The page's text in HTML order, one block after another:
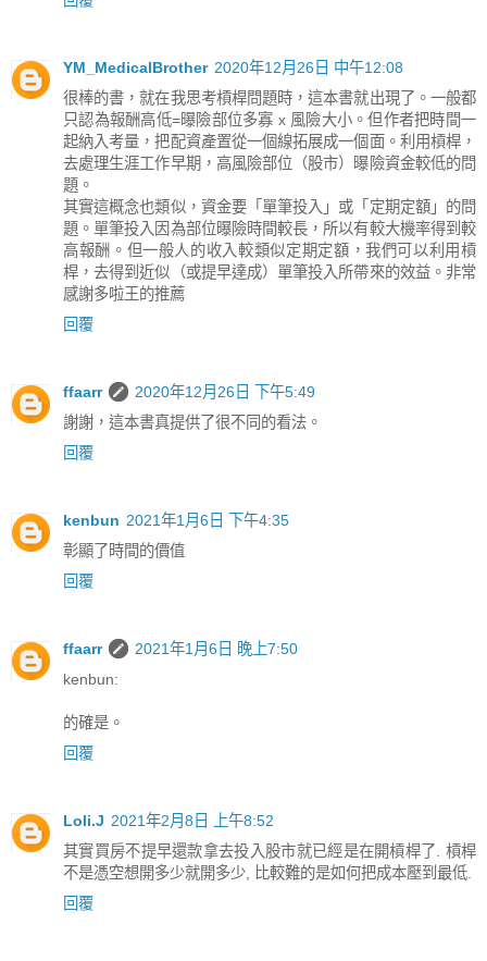
YM_MedicalBrother 2020年12月26日 中午12:08
很棒的書，就在我思考槓桿問題時，這本書就出現了。一般都
只認為報酬高低=曝險部位多寡 x 風險大小。但作者把時間一
起納入考量，把配資產置從一個線拓展成一個面。利用槓桿，
去處理生涯工作早期，高風險部位（股市）曝險資金較低的問
題。
其實這概念也類似，資金要「單筆投入」或「定期定額」的問
題。單筆投入因為部位曝險時間較長，所以有較大機率得到較
高報酬。但一般人的收入較類似定期定額，我們可以利用槓
桿，去得到近似（或提早達成）單筆投入所帶來的效益。非常
感謝多啦王的推薦
回覆
ffaarr
2020年12月26日 下午5:49
謝謝，這本書真提供了很不同的看法。
回覆
kenbun 2021年1月6日 下午4:35
彰顯了時間的價值
回覆
ffaarr
2021年1月6日 晚上7:50
kenbun:
的確是。
回覆
Loli.J 2021年2月8日 上午8:52
其實買房不提早還款拿去投入股市就已經是在開槓桿了. 槓桿
不是憑空想開多少就開多少, 比較難的是如何把成本壓到最低.
回覆